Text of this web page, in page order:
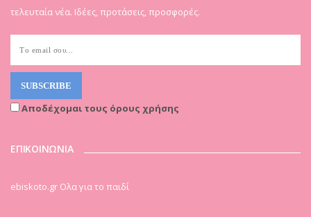
τελευταία νέα. Ιδέες, προτάσεις, προσφορές.
Αποδέχομαι τους όρους χρήσης
ΕΠΙΚΟΙΝΩΝΙΑ
ebiskoto.gr Ολα για το παιδί